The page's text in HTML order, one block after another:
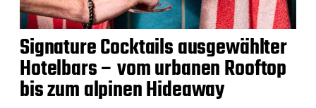
Signature Cocktails ausgewählter
Hotelbars – vom urbanen Rooftop
bis zum alpinen Hideaway